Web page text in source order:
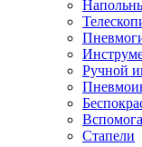
Ручной
Стапели